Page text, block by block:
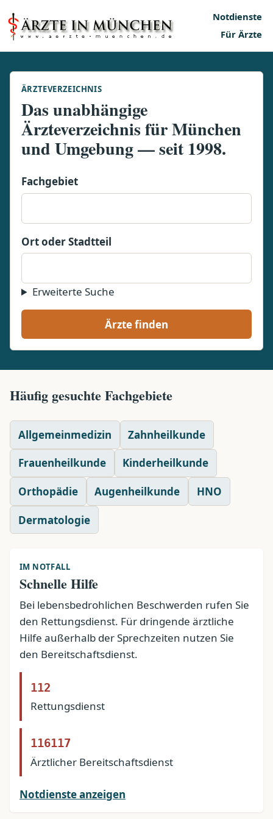
Notdienste
Für Ärzte
ÄRZTEVERZEICHNIS
Das unabhängige
Ärzteverzeichnis für München
und Umgebung — seit 1998.
Fachgebiet
Ort oder Stadtteil
Erweiterte Suche
Ärzte finden
Häufig gesuchte Fachgebiete
Allgemeinmedizin Zahnheilkunde
Frauenheilkunde Kinderheilkunde
Orthopädie Augenheilkunde HNO
Dermatologie
IM NOTFALL
Schnelle Hilfe
Bei lebensbedrohlichen Beschwerden rufen Sie
den Rettungsdienst. Für dringende ärztliche
Hilfe außerhalb der Sprechzeiten nutzen Sie
den Bereitschaftsdienst.
112
Rettungsdienst
116117
Ärztlicher Bereitschaftsdienst
Notdienste anzeigen